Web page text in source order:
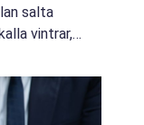
salta
vintrar,